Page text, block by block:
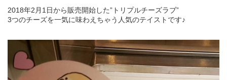
2018年2月1日から販売開始した”トリプルチーズラブ”
3つのチーズを一気に味わえちゃう人気のテイストです♪